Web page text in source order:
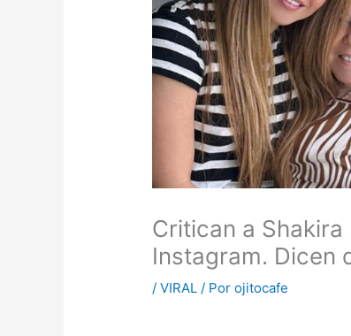
Critican a
Instagram. Dicen
/VIRAL / Porojitocafe